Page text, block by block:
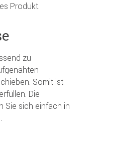
Produkt.
zu
Somit ist
Die
Sie sich einfach in